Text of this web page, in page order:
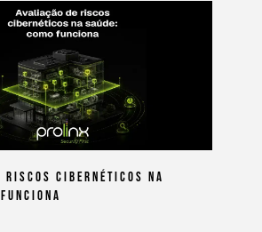
Riscos Cibernéticos Na